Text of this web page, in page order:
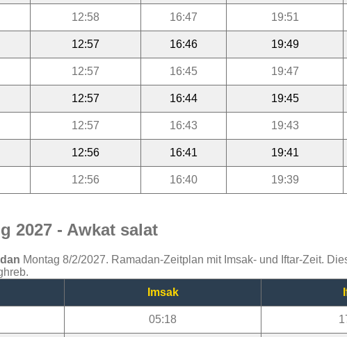
12:58 16:47 19:51
12:57 16:46 19:49
12:57 16:45 19:47
12:57 16:44 19:45
12:57 16:43 19:43
12:56 16:41 19:41
12:56 16:40 19:39
2027 - Awkat salat
Montag 8/2/2027. Ramadan-Zeitplan mit Imsak- und Iftar-Zeit.
Imsak
05:18